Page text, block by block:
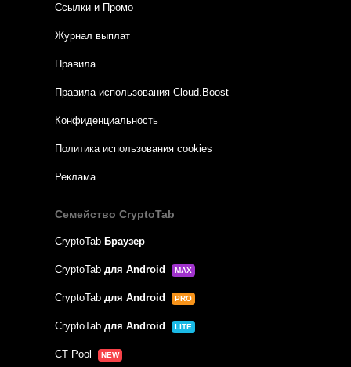
Ссылки и Промо
Журнал выплат
Правила
Правила использования Cloud.Boost
Конфиденциальность
Политика использования cookies
Реклама
Семейство CryptoTab
CryptoTab Браузер
CryptoTab для Android MAX
CryptoTab для Android PRO
CryptoTab для Android LITE
CT Pool NEW